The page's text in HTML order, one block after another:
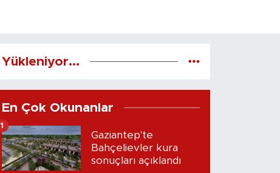
Yükleniyor...
En Çok Okunanlar
Gaziantep'te
Bahçelievler kura
sonuçları açıklandı
1